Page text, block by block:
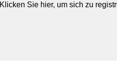
Klicken Sie hier, um sich zu